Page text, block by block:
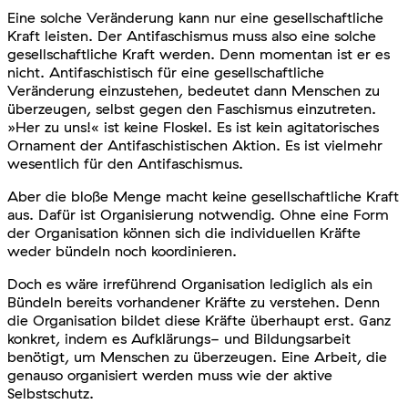
Eine solche Veränderung kann nur eine gesellschaftliche
Kraft leisten. Der Antifaschismus muss also eine solche
gesellschaftliche Kraft werden. Denn momentan ist er es
nicht. Antifaschistisch für eine gesellschaftliche
Veränderung einzustehen, bedeutet dann Menschen zu
überzeugen, selbst gegen den Faschismus einzutreten.
»Her zu uns!« ist keine Floskel. Es ist kein agitatorisches
Ornament der Antifaschistischen Aktion. Es ist vielmehr
wesentlich für den Antifaschismus.
Aber die bloße Menge macht keine gesellschaftliche Kraft
aus. Dafür ist Organisierung notwendig. Ohne eine Form
der Organisation können sich die individuellen Kräfte
weder bündeln noch koordinieren.
Doch es wäre irreführend Organisation lediglich als ein
Bündeln bereits vorhandener Kräfte zu verstehen. Denn
die Organisation bildet diese Kräfte überhaupt erst. Ganz
konkret, indem es Aufklärungs- und Bildungsarbeit
benötigt, um Menschen zu überzeugen. Eine Arbeit, die
genauso organisiert werden muss wie der aktive
Selbstschutz.